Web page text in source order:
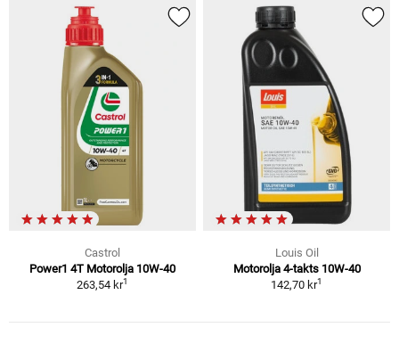
Castrol
Power1 4T Motorolja 10W-40
263,54 kr1
Louis Oil
Motorolja 4-takts 10W-40
142,70 kr1